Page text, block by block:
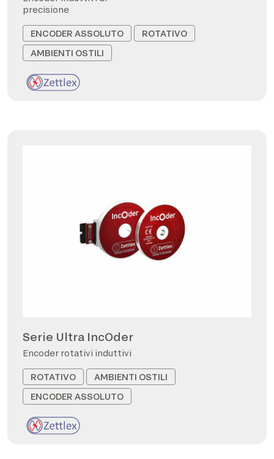
precisione
ENCODER ASSOLUTO
ROTATIVO
AMBIENTI OSTILI
Serie Ultra IncOder
Encoder rotativi induttivi
ROTATIVO
AMBIENTI OSTILI
ENCODER ASSOLUTO